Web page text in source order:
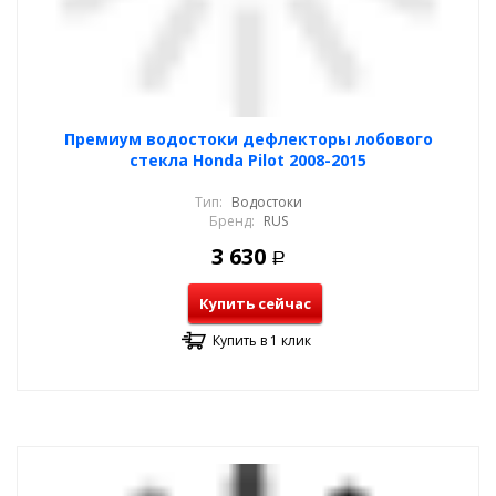
Премиум водостоки дефлекторы лобового
стекла Honda Pilot 2008-2015
Тип: Водостоки
Бренд: RUS
3 630 Р
Купить сейчас
Купить в 1 клик